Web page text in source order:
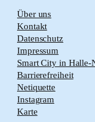
Über uns
Kontakt
Datenschutz
Impressum
Smart City in Halle-
Barrierefreiheit
Netiquette
Instagram
Karte